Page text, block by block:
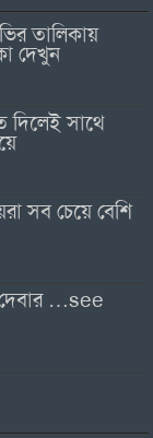
তালিকায়
দেখুন
দিলেই সাথে
সব চেয়ে বেশি
…see